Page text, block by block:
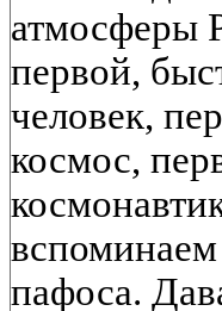
атмосферы
первой,
человек,
космос,
пафоса.